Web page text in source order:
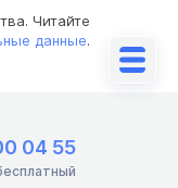
Читайте
данные.
04 55